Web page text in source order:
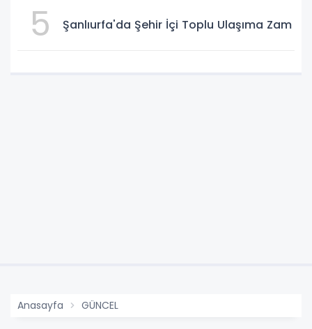
5 Şanlıurfa'da Şehir İçi Toplu Ulaşıma Zam
Anasayfa GÜNCEL